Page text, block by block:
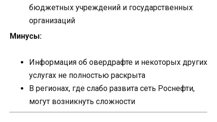
бюджетных учреждений и государственных
организаций
Минусы:
Информация об овердрафте и некоторых других
услугах не полностью раскрыта
В регионах, где слабо развита сеть Роснефти,
могут возникнуть сложности